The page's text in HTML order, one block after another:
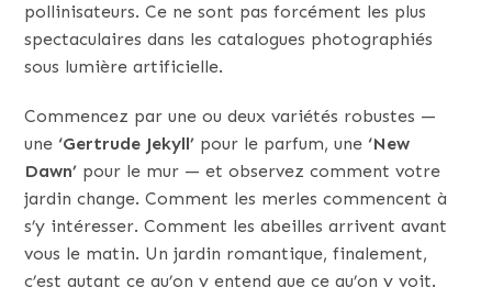
pollinisateurs. Ce ne sont pas forcément les plus
spectaculaires dans les catalogues photographiés
sous lumière artificielle.
Commencez par une ou deux variétés robustes —
une ‘Gertrude Jekyll’ pour le parfum, une ‘New
Dawn’ pour le mur — et observez comment votre
jardin change. Comment les merles commencent à
s’y intéresser. Comment les abeilles arrivent avant
vous le matin. Un jardin romantique, finalement,
c’est autant ce qu’on y entend que ce qu’on y voit.